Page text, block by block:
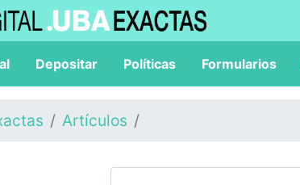
Depositar Políticas Formularios
Artículos